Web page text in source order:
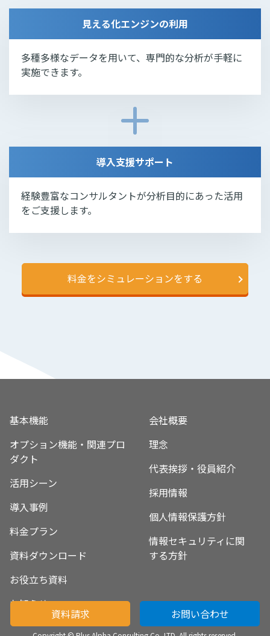
見える化エンジンの利用
多種多様なデータを用いて、専門的な分析が手軽に
実施できます。
導入支援サポート
経験豊富なコンサルタントが分析目的にあった活用
をご支援します。
料金をシミュレーションをする
基本機能
オプション機能・関連プロ
ダクト
活用シーン
導入事例
料金プラン
資料ダウンロード
お役立ち資料
お知らせ
会社概要
理念
代表挨拶・役員紹介
採用情報
個人情報保護方針
情報セキュリティに関
する方針
資料請求 お問い合わせ